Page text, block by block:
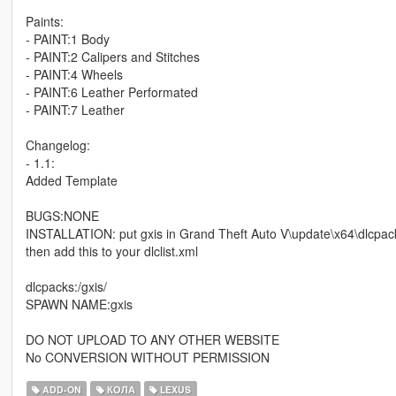
Paints:
- PAINT:1 Body
- PAINT:2 Calipers and Stitches
- PAINT:4 Wheels
- PAINT:6 Leather Performated
- PAINT:7 Leather
Changelog:
- 1.1:
Added Template
BUGS:NONE
INSTALLATION: put gxis in Grand Theft Auto
then add this to your dlclist.xml
dlcpacks:/gxis/
SPAWN NAME:gxis
DO NOT UPLOAD TO ANY OTHER WEBSITE
No CONVERSION WITHOUT PERMISSION
ADD-ON КОЛА LEXUS